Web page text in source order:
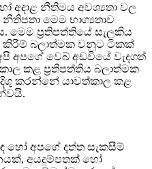
අදාළ නීතිමය අවශ්‍යතා වල
මෙම භාග්‍යතාව
මෙම ප්‍රතිපත්තියේ සැලකිය
කිරීම් බලාත්මක වනුට ටිකක්
අපගේ වෙබ් අඩවියේ වැදගත්
කළ ප්‍රතිපත්තිය බලාත්මක
කරන්නේ යාවත්කාල කළ
හෝ අපගේ දත්ත සැකසීම්
අයදුම්පතක් හෝ